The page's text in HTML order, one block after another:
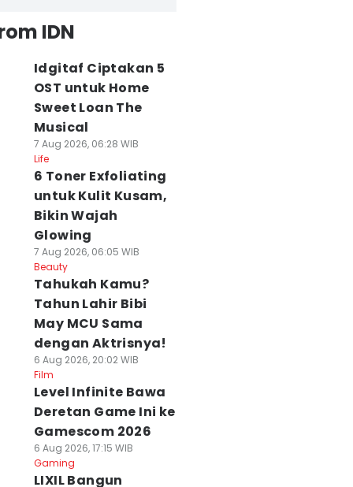
IDN
Idgitaf Ciptakan 5
OST untuk Home
Sweet Loan The
Musical
7 Aug 2026, 06:28 WIB
Life
6 Toner Exfoliating
untuk Kulit Kusam,
Bikin Wajah
Glowing
7 Aug 2026, 06:05 WIB
Beauty
Tahukah Kamu?
Tahun Lahir Bibi
May MCU Sama
dengan Aktrisnya!
6 Aug 2026, 20:02 WIB
Film
Level Infinite Bawa
Deretan Game Ini ke
Gamescom 2026
6 Aug 2026, 17:15 WIB
Gaming
LIXIL Bangun